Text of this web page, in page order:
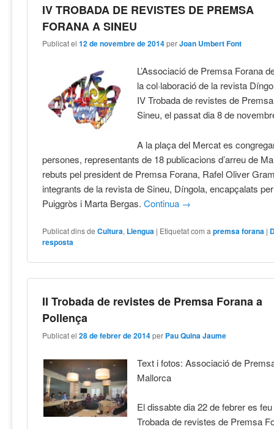
IV TROBADA DE REVISTES DE PREMSA
FORANA A SINEU
Publicat el12 de novembre de 2014 perJoan Umbert Font
L’Associació de Premsa Forana
la col·laboració de la revista
IV Trobada de revistes de
Sineu, el passat dia 8 de
A la plaça del Mercat es
persones, representants de 18 publicacions d’arreu de
rebuts pel president de Premsa Forana, Rafel Oliver
integrants de la revista de Sineu, Díngola, encapçalats
Puiggròs i Marta Bergas.Continua →
Publicat dins de Cultura, Llengua | Etiquetat com a premsa forana |
resposta
II Trobada de revistes de Premsa Forana a
Pollença
Publicat el28 de febrer de 2014 per Pau Quina Jaume
Text i fotos: Associació de
Mallorca
El dissabte dia 22 de febrer es
Trobada de revistes de Premsa